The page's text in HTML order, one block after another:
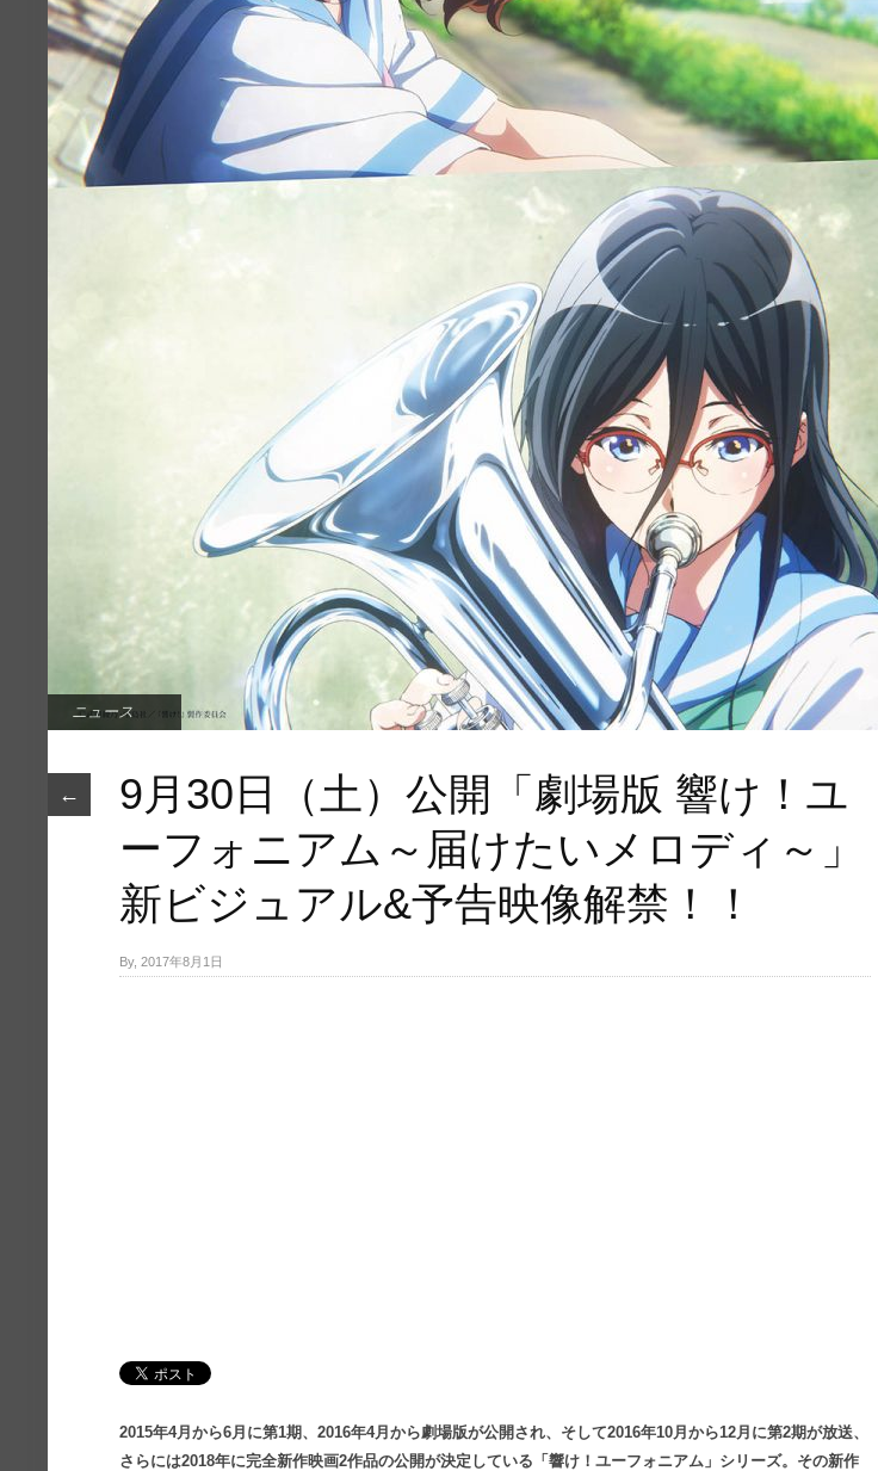
ニュース
←
9月30日（土）公開「劇場版 響け！ユ
ーフォニアム～届けたいメロディ～」
新ビジュアル&予告映像解禁！！
By, 2017年8月1日
2015年4月から6月に第1期、2016年4月から劇場版が公開され、そして2016年10月から12月に第2期が放送、
さらには2018年に完全新作映画2作品の公開が決定している「響け！ユーフォニアム」シリーズ。その新作